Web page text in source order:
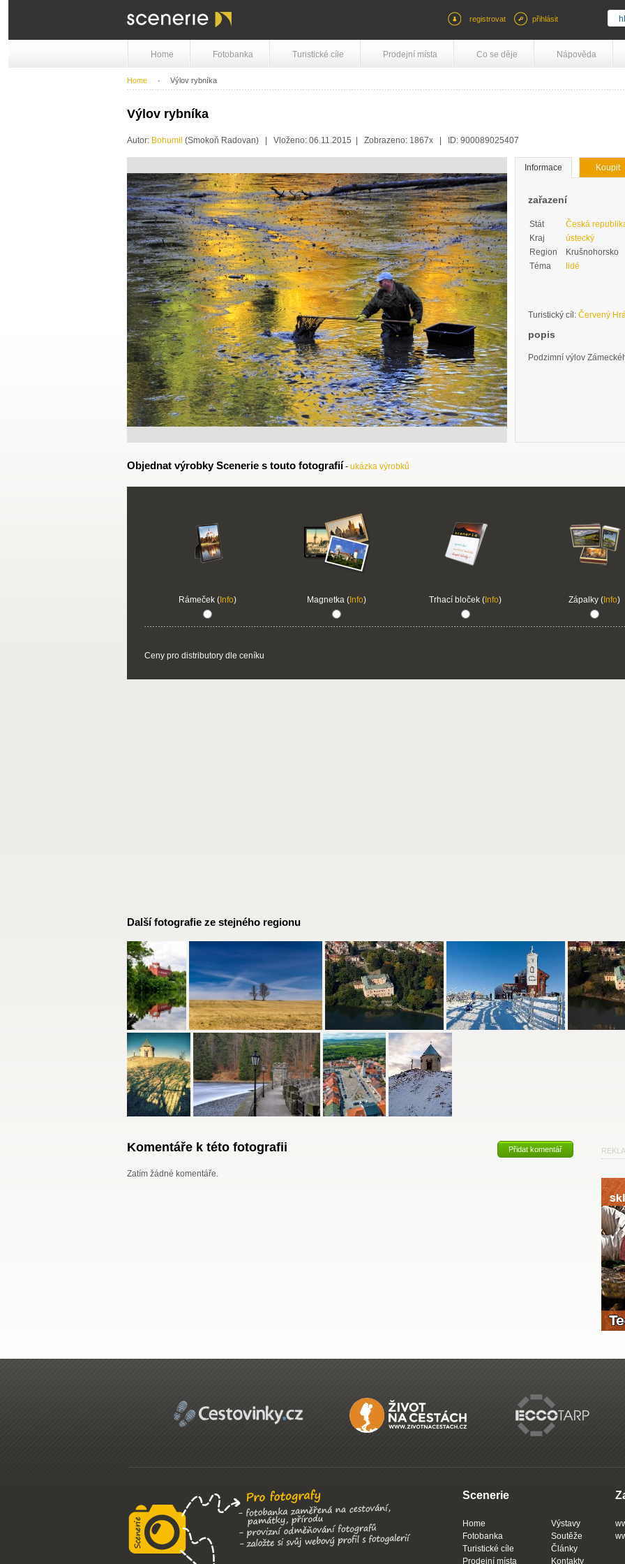
registrovat přihlásit
Home Fotobanka Turistické cíle Prodejní místa Co se děje Nápověda
Home Výlov rybníka
Výlov rybníka
Autor: Bohumil (Smokoň Radovan) | Vloženo: 06.11.2015 | Zobrazeno: 1867x | ID: 900089025407
zařazení
Stát
Česká
Kraj
ústecký
Region
Krušnohorsko
Téma
lidé
Turistický cíl: Červený
popis
Podzimní výlov
Informace Koupit
Objednat výrobky Scenerie s touto fotografií - ukázka výrobků
Rámeček (Info) Magnetka (Info) Trhací bloček ( Info) Zápalky ( Info)
Ceny pro distributory dle ceníku
Další fotografie ze stejného regionu
Komentáře k této fotografii Přidat komentář
Zatím žádné komentáře.
Scenerie
Home
Fotobanka
Turistické cíle
Prodejní místa
Výstavy
Soutěže
Články
Kontakty